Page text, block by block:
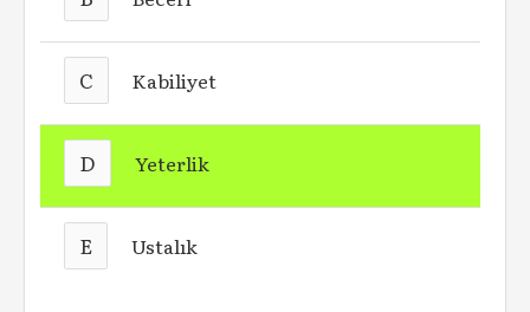
C Kabiliyet
D Yeterlik
E Ustalık